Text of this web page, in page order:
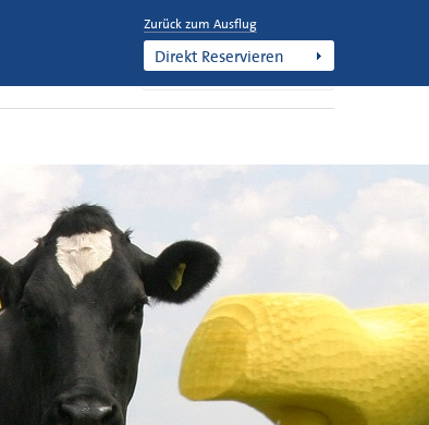
+31 77 477 1247
Deutsch
Zurück zum Ausflug
Direkt Reservieren